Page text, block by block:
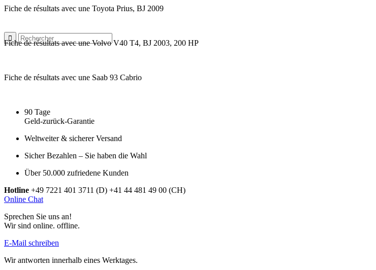
Fiche de résultats avec une Toyota Prius, BJ 2009
Fiche de résultats avec une Volvo V40 T4, BJ 2003, 200 HP
Fiche de résultats avec une Saab 93 Cabrio
90 Tage
Geld-zurück-Garantie
Weltweiter & sicherer Versand
Sicher Bezahlen – Sie haben die Wahl
Über 50.000 zufriedene Kunden
Hotline +49 7221 401 3711 (D) +41 44 481 49 00 (CH)
Online Chat
Sprechen Sie uns an!
Wir sind online. offline.
E-Mail schreiben
Wir antworten innerhalb eines Werktages.